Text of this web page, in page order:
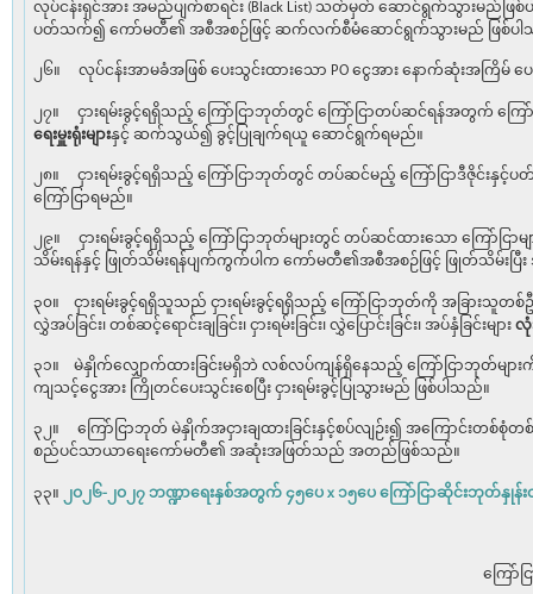
လုပ်ငန်းရှင်အား အမည်ပျက်စာရင်း (Black List) သတ်မှတ် ဆောင်ရွက်သွားမည်ဖြ
ပတ်သက်၍ ကော်မတီ၏ အစီအစဉ်ဖြင့် ဆက်လက်စီမံဆောင်ရွက်သွားမည် ဖြစ်ပါ
၂၆။ လုပ်ငန်းအာမခံအဖြစ် ပေးသွင်းထားသော PO ငွေအား နောက်ဆုံးအကြိမ် ပ
၂၇။ ငှားရမ်းခွင့်ရရှိသည့် ကြော်ငြာဘုတ်တွင် ကြော်ငြာတပ်ဆင်ရန်အတွက် ကြ
ရေးမှူးရုံးများနှင့် ဆက်သွယ်၍ ခွင့်ပြုချက်ရယူ ဆောင်ရွက်ရမည်။
၂၈။ ငှားရမ်းခွင့်ရရှိသည့် ကြော်ငြာဘုတ်တွင် တပ်ဆင်မည့် ကြော်ငြာဒီဇိုင်း
ကြော်ငြာရမည်။
၂၉။ ငှားရမ်းခွင့်ရရှိသည့် ကြော်ငြာဘုတ်များတွင် တပ်ဆင်ထားသော ကြော်င
သိမ်းရန်နှင့် ဖြုတ်သိမ်းရန်ပျက်ကွက်ပါက ကော်မတီ၏အစီအစဉ်ဖြင့် ဖြုတ်သိမ်းပြီ
၃၀။ ငှားရမ်းခွင့်ရရှိသူသည် ငှားရမ်းခွင့်ရရှိသည့် ကြော်ငြာဘုတ်ကို အခြား
လွှဲအပ်ခြင်း၊ တစ်ဆင့်ရောင်းချခြင်း၊ ငှားရမ်းခြင်း၊ လွှဲပြောင်းခြင်း၊ အပ်နှံခြင်းများလုံ
၃၁။ မဲနှိုက်လျှောက်ထားခြင်းမရှိဘဲ လစ်လပ်ကျန်ရှိနေသည့် ကြော်ငြာဘုတ်များ
ကျသင့်ငွေအား ကြိုတင်ပေးသွင်းစေပြီး ငှားရမ်းခွင့်ပြုသွားမည် ဖြစ်ပါသည်။
၃၂။ ကြော်ငြာဘုတ် မဲနှိုက်အငှားချထားခြင်းနှင့်စပ်လျဉ်း၍ အကြောင်းတစ်စုံတ
စည်ပင်သာယာရေးကော်မတီ၏ အဆုံးအဖြတ်သည် အတည်ဖြစ်သည်။
၃၃။ ၂ဝ၂၆-၂ဝ၂၇ ဘဏ္ဍာရေးနှစ်အတွက် ၄၅ပေ x ၁၅ပေ ကြော်ငြာဆိုင်းဘုတ်နှုန်း
ကြော်